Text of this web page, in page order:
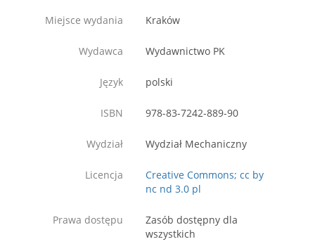
Miejsce wydania Kraków
Wydawca Wydawnictwo PK
Język polski
ISBN 978-83-7242-889-90
Wydział Wydział Mechaniczny
Licencja
Creative Commons; cc by
nc nd 3.0 pl
Prawa dostępu
Zasób dostępny dla
wszystkich